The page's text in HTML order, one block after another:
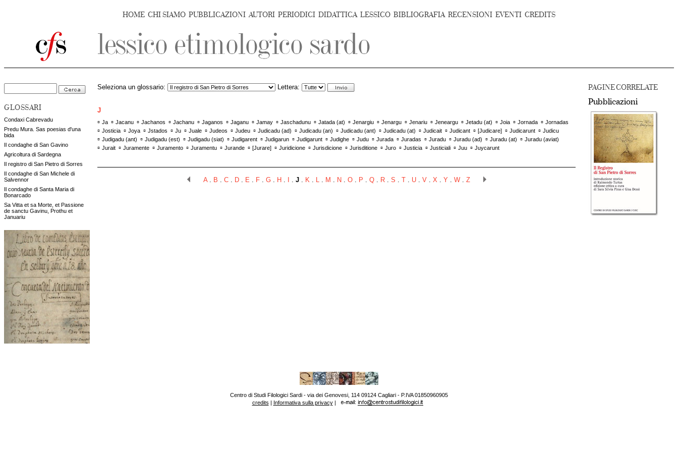
HOME CHI SIAMO PUBBLICAZIONI AUTORI PERIODICI DIDATTICA LESSICO BIBLIOGRAFIA RECENSIONI EVENTI CREDITS
GLOSSARI
Condaxi Cabrevadu
Predu Mura. Sas poesias d'una
bida
Il condaghe di San Gavino
Agricoltura di Sardegna
Il registro di San Pietro di Sorres
Il condaghe di San Michele di
Salvennor
Il condaghe di Santa Maria di
Bonarcado
Sa Vitta et sa Morte, et Passione
de sanctu Gavinu, Prothu et
Januariu
PAGINE CORRELATE
Pubblicazioni
Seleziona un glossario: Lettera:
J
▫ Ja ▫ Jacanu ▫ Jachanos ▫ Jachanu ▫ Jaganos ▫ Jaganu ▫ Jamay ▫ Jaschadunu ▫ Jatada (at) ▫ Jenargiu ▫ Jenargu ▫ Jenariu ▫ Jeneargu ▫ Jetadu (at) ▫ Joia ▫ Jornada ▫ Jornadas
▫ Josticia ▫ Joya ▫ Jstados ▫ Ju ▫ Juale ▫ Judeos ▫ Judeu ▫ Judicadu (ad) ▫ Judicadu (an) ▫ Judicadu (ant) ▫ Judicadu (at) ▫ Judicait ▫ Judicant ▫ [Judicare] ▫ Judicarunt ▫ Judicu
▫ Judigadu (ant) ▫ Judigadu (est) ▫ Judigadu (siat) ▫ Judigarent ▫ Judigarun ▫ Judigarunt ▫ Judighe ▫ Judu ▫ Jurada ▫ Juradas ▫ Juradu ▫ Juradu (ad) ▫ Juradu (at) ▫ Juradu (aviat)
▫ Jurait ▫ Juramente ▫ Juramento ▫ Juramentu ▫ Jurande ▫ [Jurare] ▫ Juridicione ▫ Jurisdicione ▫ Jurisditione ▫ Juro ▫ Justicia ▫ Justiciali ▫ Juu ▫ Juycarunt
A. B . C. D. E . F. G. H . . J. K. L. M . N . O. P . Q. R. S . . U. V . X. Y . W. Z
Centro di Studi Filologici Sardi - via dei Genovesi, 114 09124 Cagliari - P.IVA 01850960905
credits | Informativa sulla privacy|